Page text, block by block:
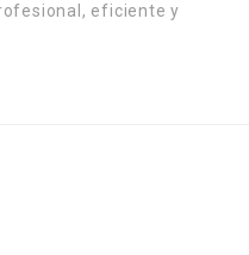
eficiente y